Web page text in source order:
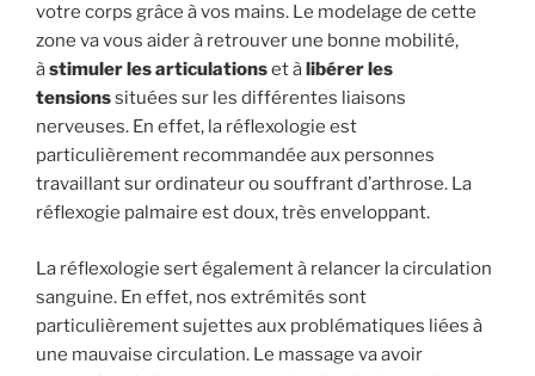
votre corps grâce à vos mains. Le modelage de cette
zone va vous aider à retrouver une bonne mobilité,
àstimuler les articulationset àlibérer les
tensionssituées sur les différentes liaisons
nerveuses. En effet, la réflexologie est
particulièrement recommandée aux personnes
travaillant sur ordinateur ou souffrant d’arthrose. La
réflexogie palmaire est doux, très enveloppant.
La réflexologie sert également à relancer la circulation
sanguine. En effet, nos extrémités sont
particulièrement sujettes aux problématiques liées à
une mauvaise circulation. Le massage va avoir